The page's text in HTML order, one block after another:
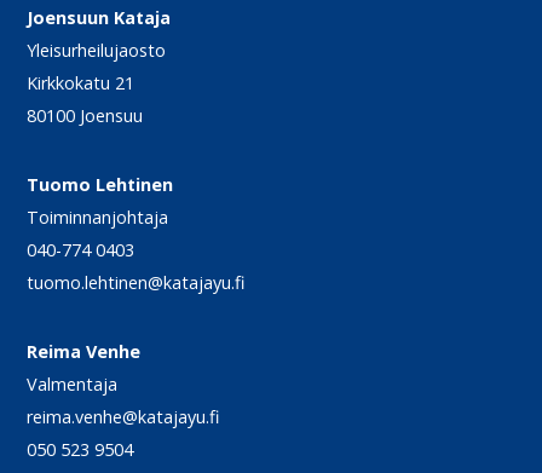
Joensuun Kataja
Yleisurheilujaosto
Kirkkokatu 21
80100 Joensuu
Tuomo Lehtinen
Toiminnanjohtaja
040-774 0403
tuomo.lehtinen@katajayu.fi
Reima Venhe
Valmentaja
reima.venhe@katajayu.fi
050 523 9504